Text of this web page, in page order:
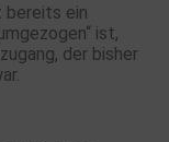
bereits ein
ist,
der bisher